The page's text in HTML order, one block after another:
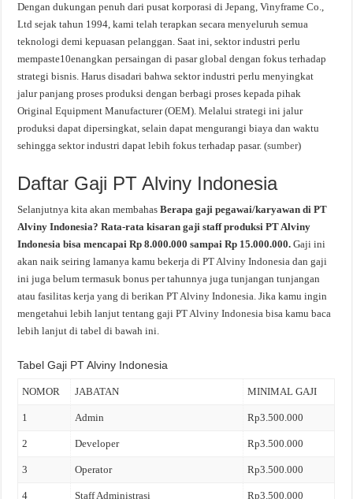
Dengan dukungan penuh dari pusat korporasi di Jepang, Vinyframe Co.,
Ltd sejak tahun 1994, kami telah terapkan secara menyeluruh semua
teknologi demi kepuasan pelanggan. Saat ini, sektor industri perlu
mempaste10enangkan persaingan di pasar global dengan fokus terhadap
strategi bisnis. Harus disadari bahwa sektor industri perlu menyingkat
jalur panjang proses produksi dengan berbagi proses kepada pihak
Original Equipment Manufacturer (OEM). Melalui strategi ini jalur
produksi dapat dipersingkat, selain dapat mengurangi biaya dan waktu
sehingga sektor industri dapat lebih fokus terhadap pasar. (sumber)
Daftar Gaji PT Alviny Indonesia
Selanjutnya kita akan membahasBerapa gaji pegawai/karyawan di PT
Alviny Indonesia? Rata-rata kisaran gaji staff produksi PT Alviny
Indonesia bisa mencapai Rp 8.000.000 sampai Rp 15.000.000.Gaji ini
akan naik seiring lamanya kamu bekerja di PT Alviny Indonesia dan gaji
ini juga belum termasuk bonus per tahunnya juga tunjangan tunjangan
atau fasilitas kerja yang di berikan PT Alviny Indonesia. Jika kamu ingin
mengetahui lebih lanjut tentang gaji PT Alviny Indonesia bisa kamu baca
lebih lanjut di tabel di bawah ini.
Tabel Gaji PT Alviny Indonesia
NOMOR JABATAN MINIMAL GAJI
1 Admin Rp3.500.000
2 Developer Rp3.500.000
3 Operator Rp3.500.000
4 Staff Administrasi Rp3.500.000